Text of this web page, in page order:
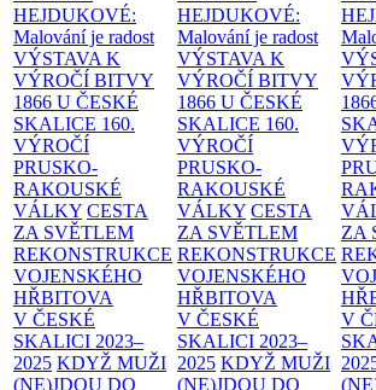
HEJDUKOVÉ:
Malování je radost
VÝSTAVA K
VÝROČÍ BITVY
1866 U ČESKÉ
SKALICE 160.
VÝROČÍ
PRUSKO-
RAKOUSKÉ
VÁLKY CESTA
ZA SVĚTLEM
REKONSTRUKCE
VOJENSKÉHO
HŘBITOVA
V ČESKÉ
SKALICI 2023–
2025 KDYŽ MUŽI
(NE)JDOU DO
HEJDUKOVÉ:
Malování je radost
VÝSTAVA K
VÝROČÍ BITVY
1866 U ČESKÉ
SKALICE 160.
VÝROČÍ
PRUSKO-
RAKOUSKÉ
VÁLKY CESTA
ZA SVĚTLEM
REKONSTRUKCE
VOJENSKÉHO
HŘBITOVA
V ČESKÉ
SKALICI 2023–
2025 KDYŽ MUŽI
(NE)JDOU DO
ZA
V